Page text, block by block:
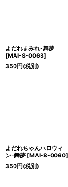
よだれまみれ-舞夢
[MAI-S-0063]
350円(税別)
よだれちゃんハロウィ
ン-舞夢 [MAI-S-0060]
350円(税別)